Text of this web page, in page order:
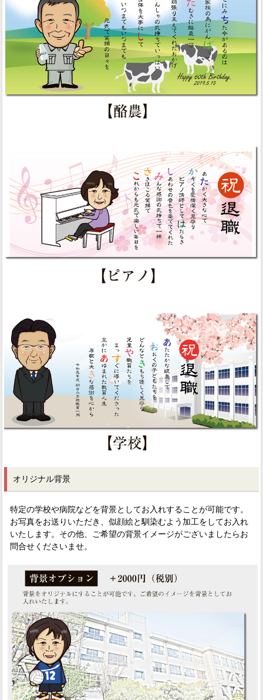
オリジナル背景
特定の学校や病院などを背景としてお入れすることが可能です。
お写真をお送りいただき、似顔絵と馴染むよう加工をしてお入れ
いたします。その他、ご希望の背景イメージがございましたらお
問合せくださいませ。